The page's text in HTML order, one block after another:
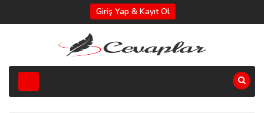
Giriş Yap & Kayıt Ol